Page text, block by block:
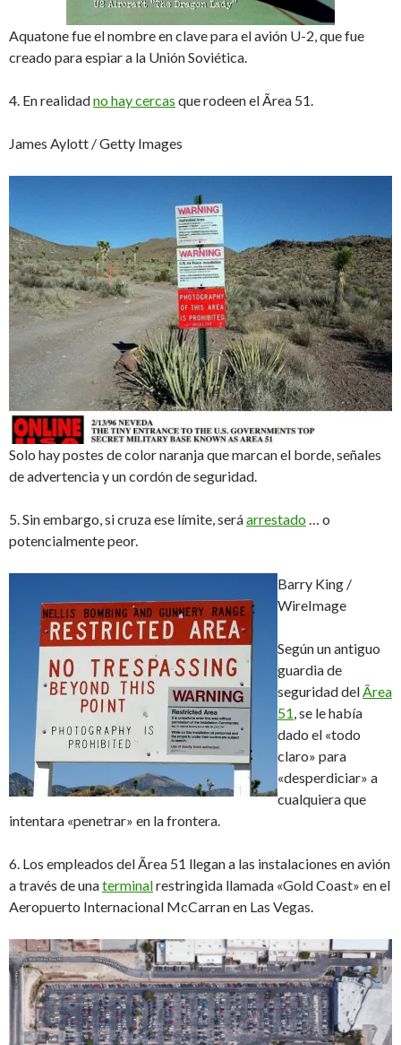
Aquatone fue el nombre en clave para el avión U-2, que fue
creado para espiar a la Unión Soviética.
4. En realidadno hay cercas que rodeen el Ãrea 51.
James Aylott / Getty Images
Solo hay postes de color naranja que marcan el borde, señales
de advertencia y un cordón de seguridad.
5. Sin embargo, si cruza ese límite, seráarrestado… o
potencialmente peor.
Barry King /
WireImage
Según un antiguo
guardia de
seguridad delÃrea
51, se le había
dado el «todo
claro» para
«desperdiciar» a
cualquiera que
intentara «penetrar» en la frontera.
6. Los empleados del Ãrea 51 llegan a las instalaciones en avión
a través de unaterminalrestringida llamada «Gold Coast» en el
Aeropuerto Internacional McCarran en Las Vegas.